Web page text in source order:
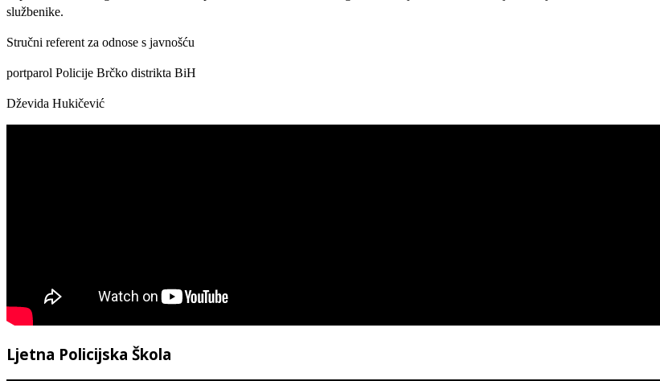
službenike.
Stručni referent za odnose s javnošću
portparol Policije Brčko distrikta BiH
Dževida Hukičević
Ljetna Policijska Škola